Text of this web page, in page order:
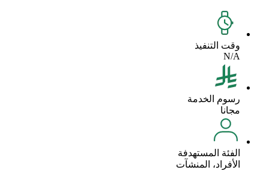
وقت التنفيذ
N/A
رسوم الخدمة
مجانا
الفئة المستهدفة
الأفراد، المنشآت